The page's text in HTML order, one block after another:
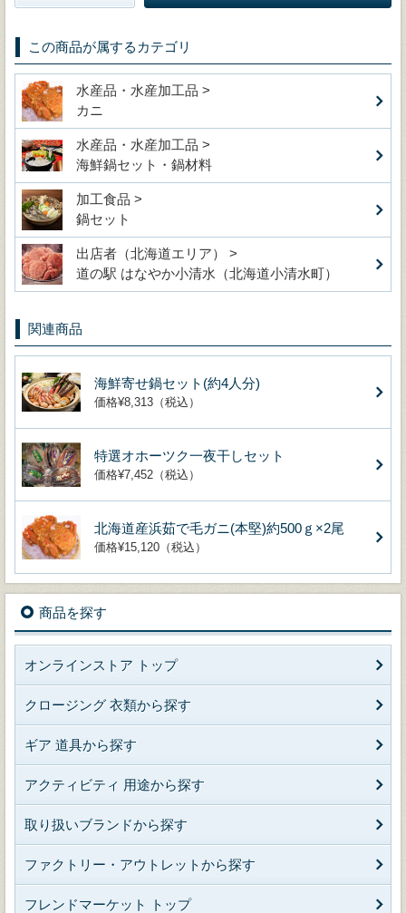
この商品が属するカテゴリ
水産品・水産加工品 >
カニ
水産品・水産加工品 >
海鮮鍋セット・鍋材料
加工食品 >
鍋セット
出店者（北海道エリア） >
道の駅 はなやか小清水（北海道小清水町）
関連商品
海鮮寄せ鍋セット(約4人分)
価格¥8,313（税込）
特選オホーツク一夜干しセット
価格¥7,452（税込）
北海道産浜茹で毛ガニ(本堅)約500ｇ×2尾
価格¥15,120（税込）
商品を探す
オンラインストア トップ
クロージング 衣類から探す
ギア 道具から探す
アクティビティ 用途から探す
取り扱いブランドから探す
ファクトリー・アウトレットから探す
フレンドマーケット トップ